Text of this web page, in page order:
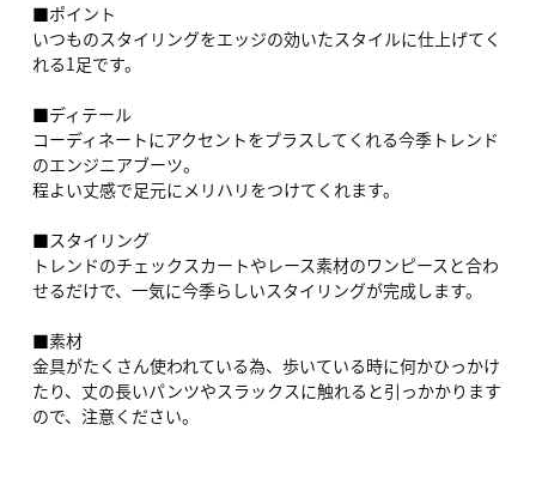
■ポイント
いつものスタイリングをエッジの効いたスタイルに仕上げてく
れる1足です。
■ディテール
コーディネートにアクセントをプラスしてくれる今季トレンド
のエンジニアブーツ。
程よい丈感で足元にメリハリをつけてくれます。
■スタイリング
トレンドのチェックスカートやレース素材のワンピースと合わ
せるだけで、一気に今季らしいスタイリングが完成します。
■素材
金具がたくさん使われている為、歩いている時に何かひっかけ
たり、丈の長いパンツやスラックスに触れると引っかかります
ので、注意ください。